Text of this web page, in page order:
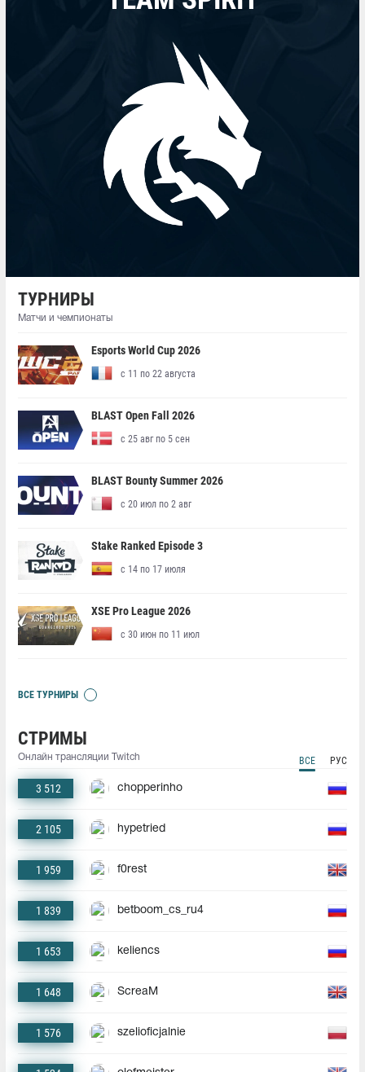
ТУРНИРЫ
Матчи и чемпионаты
Esports World Cup 2026
с 11 по 22 августа
BLAST Open Fall 2026
с 25 авг по 5 сен
BLAST Bounty Summer 2026
с 20 июл по 2 авг
Stake Ranked Episode 3
с 14 по 17 июля
XSE Pro League 2026
с 30 июн по 11 июл
ВСЕ ТУРНИРЫ
СТРИМЫ
Онлайн трансляции Twitch ВСЕ РУС
3 512 chopperinho
2 105 hypetried
1 959 f0rest
1 839 betboom_cs_ru4
1 653 keliencs
1 648 ScreaM
1 576 szelioficjalnie